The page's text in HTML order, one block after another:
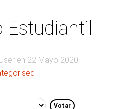
Estudiantil
en 22 Mayo 2020.